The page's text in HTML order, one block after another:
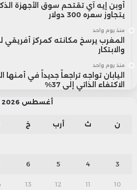
أوبن إيه آي تقتحم سوق الأجهزة
يتجاوز سعره 300 دولار
منذ يوم واحد
المغرب يرسخ مكانته كمركز أفريقي
والابتكار
منذ يوم واحد
اليابان تواجه تراجعاً جديداً في
الاكتفاء الذاتي إلى 37%
أغسطس 2026
ن ث أرب خ
3
4
5
6
10
11
12
13